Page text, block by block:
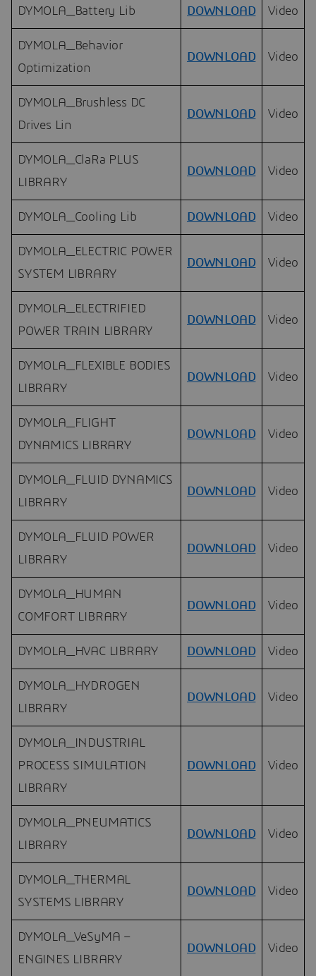
DYMOLA_Battery Lib DOWNLOAD Video
DYMOLA_Behavior
Optimization
DOWNLOAD Video
DYMOLA_Brushless DC
Drives Lin
DOWNLOAD Video
DYMOLA_ClaRa PLUS
LIBRARY
DOWNLOAD Video
DYMOLA_Cooling Lib DOWNLOAD Video
DYMOLA_ELECTRIC POWER
SYSTEM LIBRARY
DOWNLOAD Video
DYMOLA_ELECTRIFIED
POWER TRAIN LIBRARY
DOWNLOAD Video
DYMOLA_FLEXIBLE BODIES
LIBRARY
DOWNLOAD Video
DYMOLA_FLIGHT
DYNAMICS LIBRARY
DOWNLOAD Video
DYMOLA_FLUID DYNAMICS
LIBRARY
DOWNLOAD Video
DYMOLA_FLUID POWER
LIBRARY
DOWNLOAD Video
DYMOLA_HUMAN
COMFORT LIBRARY
DOWNLOAD Video
DYMOLA_HVAC LIBRARY DOWNLOAD Video
DYMOLA_HYDROGEN
LIBRARY
DOWNLOAD Video
DYMOLA_INDUSTRIAL
PROCESS SIMULATION
LIBRARY
DOWNLOAD Video
DYMOLA_PNEUMATICS
LIBRARY
DOWNLOAD Video
DYMOLA_THERMAL
SYSTEMS LIBRARY
DOWNLOAD Video
DYMOLA_VeSyMA –
ENGINES LIBRARY
DOWNLOAD Video